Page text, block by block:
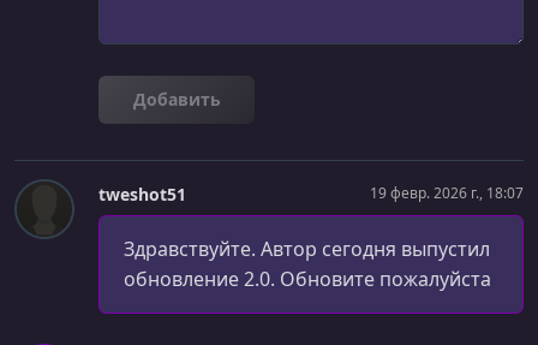
Добавить
tweshot51 19 февр. 2026 г., 18:07
Здравствуйте. Автор сегодня выпустил
обновление 2.0. Обновите пожалуйста